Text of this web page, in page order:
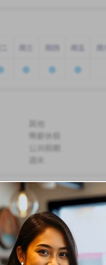
周三 周四 周五 周六
其他
帶薪休假
公共假期
週末
不需要任何經驗。